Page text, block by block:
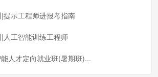
提示工程师进报考指南
人工智能训练工程师
人才定向就业班(暑期班)...